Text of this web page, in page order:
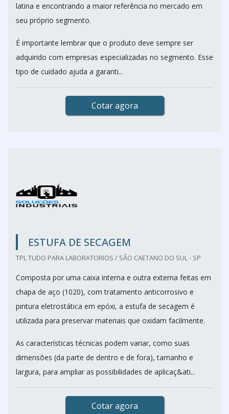
latina e encontrando a maior referência no mercado em
seu próprio segmento.
É importante lembrar que o produto deve sempre ser
adquirido com empresas especializadas no segmento. Esse
tipo de cuidado ajuda a garanti...
Cotar agora
ESTUFA DE SECAGEM
TPL TUDO PARA LABORATORIOS / SÃO CAETANO DO SUL - SP
Composta por uma caixa interna e outra externa feitas em
chapa de aço (1020), com tratamento anticorrosivo e
pintura eletrostática em epóxi, a estufa de secagem é
utilizada para preservar materiais que oxidam facilmente.
As características técnicas podem variar, como suas
dimensões (da parte de dentro e de fora), tamanho e
largura, para ampliar as possibilidades de aplicaç&ati...
Cotar agora